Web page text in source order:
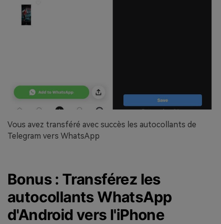
Vous avez transféré avec succès les autocollants de
Telegram vers WhatsApp
Bonus : Transférez les
autocollants WhatsApp
d'Android vers l'iPhone